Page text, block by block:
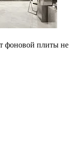
фоновой плиты не